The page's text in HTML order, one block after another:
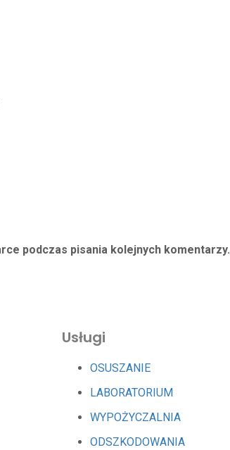
podczas pisania kolejnych komentarzy.
Usługi
OSUSZANIE
LABORATORIUM
WYPOŻYCZALNIA
ODSZKODOWANIA